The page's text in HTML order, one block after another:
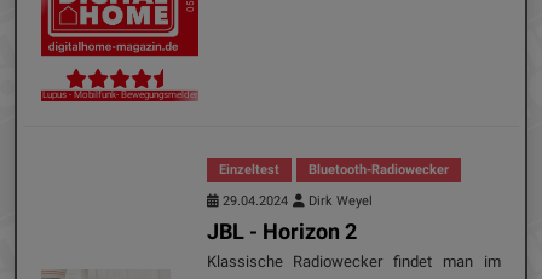
Lupus - Mobilfunk- Bewegungsmelder
Einzeltest
Bluetooth-Radiowecker
29.04.2024
Dirk Weyel
JBL - Horizon 2
Klassische Radiowecker findet man im